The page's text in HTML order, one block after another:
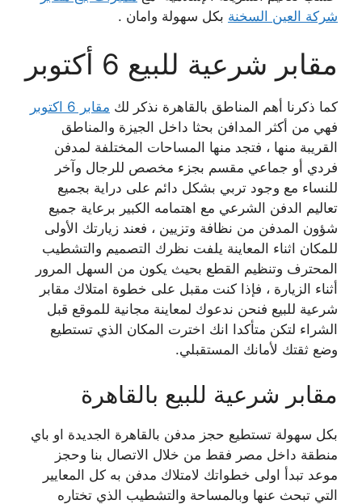
شركة العين السخنة بكل سهولة وامان .
مقابر شرعية للبيع 6 أكتوبر
كما ذكرنا أهم المناطق بالقاهرة نذكر لك مقابر 6 اكتوبر
فهي من أكثر المدافن بحثا داخل الجيزة والمناطق
القريبة منها ، فتجد منها المساحات المختلفة لمدفن
فردي أو جماعي مقسم بجزء مخصص للرجال وآخر
للنساء مع وجود تربي بشكل دائم على دراية بجميع
تعاليم الدفن الشرعي مع اهتمامه الكبير برعاية جميع
شؤون المدفن من نظافة وتزيين ، فعند زيارتك الأولى
للمكان اثناء المعاينة يلفت نظرك التصميم والتشطيب
المحترف وتنظيم القطع بحيث يكون من السهل المرور
أثناء الزيارة ، فإذا كنت مقبل على خطوة امتلاك مقابر
شرعية للبيع فنحن ندعوك لمعاينة مجانية للموقع قبل
الشراء لتكن متأكدا انك اخترت المكان الذي تستطيع
وضع ثقتك لأمانك المستقبلي.
مقابر شرعية للبيع بالقاهرة
بكل سهولة تستطيع حجز مدفن بالقاهرة الجديدة او باي
منطقة داخل مصر فقط من خلال الاتصال بنا وحجز
موعد تبدأ اولى خطواتك لامتلاك مدفن به كل المعايير
التي تبحث عنها وبالمساحة والتشطيب الذي تختاره